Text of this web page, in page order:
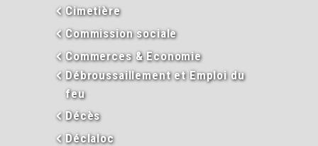
Cimetière
Commission sociale
Commerces & Economie
Débroussaillement et Emploi du
feu
Décès
Déclaloc